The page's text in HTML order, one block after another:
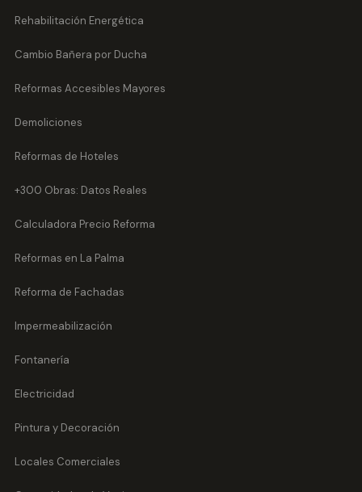
Rehabilitación Energética
Cambio Bañera por Ducha
Reformas Accesibles Mayores
Demoliciones
Reformas de Hoteles
+300 Obras: Datos Reales
Calculadora Precio Reforma
Reformas en La Palma
Reforma de Fachadas
Impermeabilización
Fontanería
Electricidad
Pintura y Decoración
Locales Comerciales